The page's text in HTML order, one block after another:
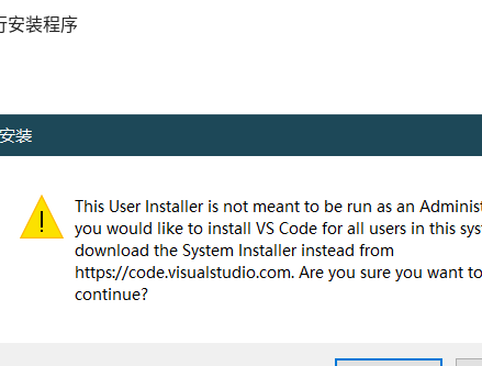
安装程序